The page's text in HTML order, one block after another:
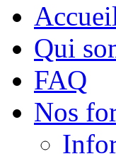
Qui
FAQ
Nos